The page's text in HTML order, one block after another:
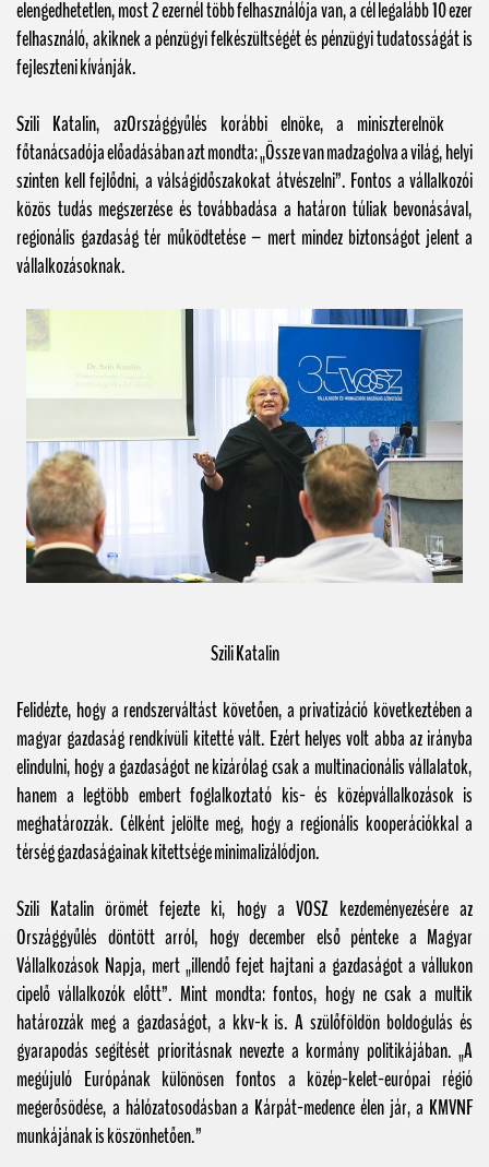
elengedhetetlen, most 2 ezernél több felhasználója van, a cél legalább 10 ezer
felhasználó, akiknek a pénzügyi felkészültségét és pénzügyi tudatosságát is
fejleszteni kívánják.
Szili Katalin, azOrszággyűlés korábbi elnöke, a miniszterelnök
főtanácsadója előadásában azt mondta: „Össze van madzagolva a világ, helyi
szinten kell fejlődni, a válságidőszakokat átvészelni”. Fontos a vállalkozói
közös tudás megszerzése és továbbadása a határon túliak bevonásával,
regionális gazdaság tér működtetése – mert mindez biztonságot jelent a
vállalkozásoknak.
Szili Katalin
Felidézte, hogy a rendszerváltást követően, a privatizáció következtében a
magyar gazdaság rendkívüli kitetté vált. Ezért helyes volt abba az irányba
elindulni, hogy a gazdaságot ne kizárólag csak a multinacionális vállalatok,
hanem a legtöbb embert foglalkoztató kis- és középvállalkozások is
meghatározzák. Célként jelölte meg, hogy a regionális kooperációkkal a
térség gazdaságainak kitettsége minimalizálódjon.
Szili Katalin örömét fejezte ki, hogy a VOSZ kezdeményezésére az
Országgyűlés döntött arról, hogy december első pénteke a Magyar
Vállalkozások Napja, mert „illendő fejet hajtani a gazdaságot a vállukon
cipelő vállalkozók előtt”. Mint mondta: fontos, hogy ne csak a multik
határozzák meg a gazdaságot, a kkv-k is. A szülőföldön boldogulás és
gyarapodás segítését prioritásnak nevezte a kormány politikájában. „A
megújuló Európának különösen fontos a közép-kelet-európai régió
megerősödése, a hálózatosodásban a Kárpát-medence élen jár, a KMVNF
munkájának is köszönhetően.”